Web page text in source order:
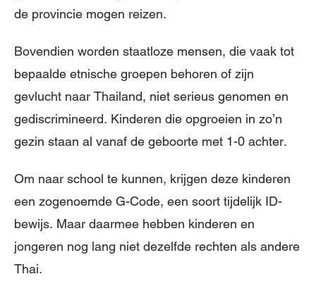
de provincie mogen reizen.
Bovendien worden staatloze mensen, die vaak tot
bepaalde etnische groepen behoren of zijn
gevlucht naar Thailand, niet serieus genomen en
gediscrimineerd. Kinderen die opgroeien in zo’n
gezin staan al vanaf de geboorte met 1-0 achter.
Om naar school te kunnen, krijgen deze kinderen
een zogenoemde G-Code, een soort tijdelijk ID-
bewijs. Maar daarmee hebben kinderen en
jongeren nog lang niet dezelfde rechten als andere
Thai.